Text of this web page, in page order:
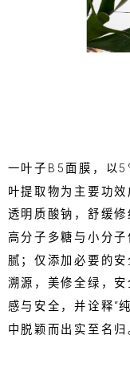
一叶子B5面膜，以
叶提取物为主要功
透明质酸钠，舒缓
高分子多糖与小分
腻；仅添加必要的
溯源，美修全绿，
感与安全，并诠释“
中脱颖而出实至名归